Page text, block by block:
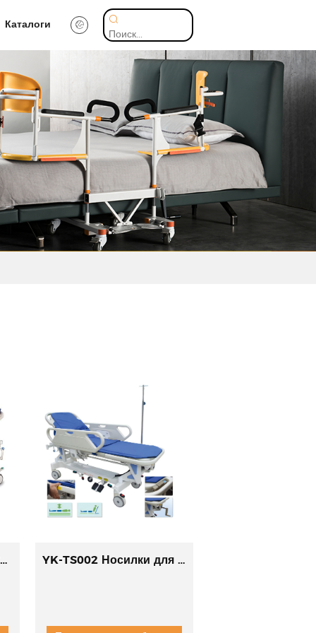
Каталоги
YK-TS003 Роскошная гидравлическая транспортная тележка YK-TS002 Носилки для переноса из АБС-пластика